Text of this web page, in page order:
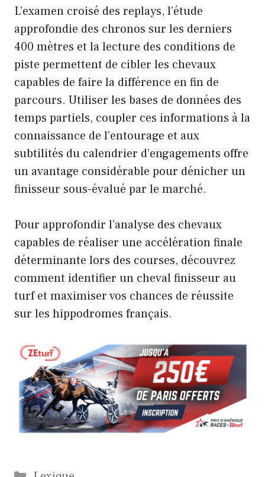
L’examen croisé des replays, l’étude
approfondie des chronos sur les derniers
400 mètres et la lecture des conditions de
piste permettent de cibler les chevaux
capables de faire la différence en fin de
parcours. Utiliser les bases de données des
temps partiels, coupler ces informations à la
connaissance de l’entourage et aux
subtilités du calendrier d’engagements offre
un avantage considérable pour dénicher un
finisseur sous-évalué par le marché.
Pour approfondir l’analyse des chevaux
capables de réaliser une accélération finale
déterminante lors des courses, découvrez
comment identifier un cheval finisseur au
turfet maximiser vos chances de réussite
sur les hippodromes français.